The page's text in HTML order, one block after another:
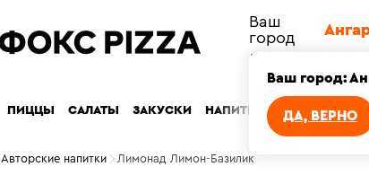
Ваш
город
Доставка работает с
10:00 до 22:59
Ваш город:
ДА, ВЕРНО
ПИЦЦЫ САЛАТЫ ЗАКУСКИ НАПИТКИ АВТОРСКИЕ
АКЦИИ
Авторские напитки Лимонад Лимон-Базилик